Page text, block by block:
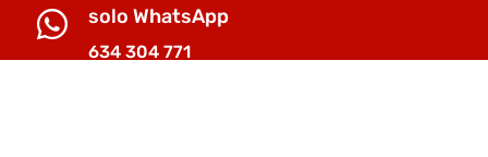
 solo WhatsApp
634 304 771